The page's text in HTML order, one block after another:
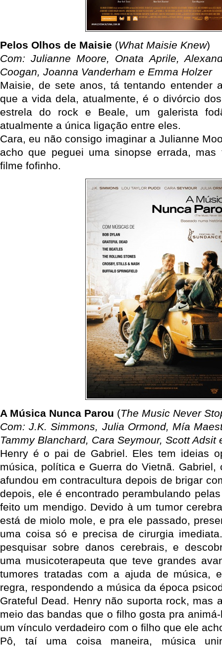
Pelos Olhos de Maisie (What Maisie Knew)
Com: Julianne Moore, Onata Aprile,
Coogan, Joanna Vanderham e Emma Holzer
Maisie, de sete anos, tá tentando entender
que a vida dela, atualmente, é o divórcio
estrela do rock e Beale, um galerista
atualmente a única ligação entre eles.
Cara, eu não consigo imaginar a Julianne
acho que peguei uma sinopse errada,
filme fofinho.
A Música Nunca Parou (The Music Never
Com: J.K. Simmons, Julia Ormond, Mía
Tammy Blanchard, Cara Seymour, Scott Adsit
Henry é o pai de Gabriel. Eles tem ideias
música, política e Guerra do Vietnã. Gabriel,
afundou em contracultura depois de brigar
depois, ele é encontrado perambulando
feito um mendigo. Devido à um tumor
está de miolo mole, e pra ele passado,
uma coisa só e precisa de cirurgia
pesquisar sobre danos cerebrais, e
uma musicoterapeuta que teve grandes
tumores tratadas com a ajuda de música,
regra, respondendo a música da época
Grateful Dead. Henry não suporta rock, mas
meio das bandas que o filho gosta pra
um vínculo verdadeiro com o filho que ele
Pô, taí uma coisa maneira, música